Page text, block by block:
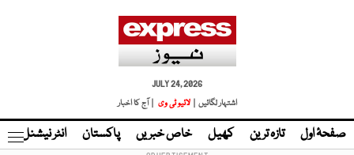
JULY 24, 2026
اشتہار لگائیں |
لائیو ٹی وی | آج کا اخبار
صفحۂ اول تازہ ترین کھیل خاص خبریں پاکستان انٹر نیشنل